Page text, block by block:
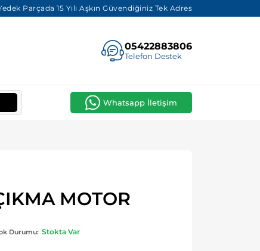
Parçada 15 Yılı Aşkın Güvendiğiniz Tek Adres
05422883806
Telefon Destek
Whatsapp İletişim
MOTOR
Durumu: Stokta Var